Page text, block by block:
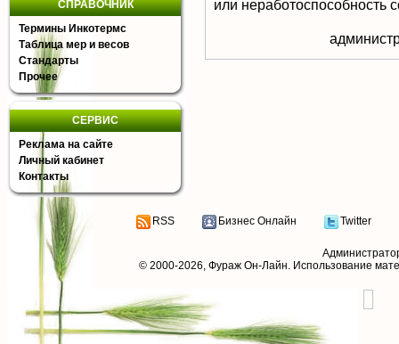
СПРАВОЧНИК
Термины Инкотермс
Таблица мер и весов
Стандарты
Прочее
СЕРВИС
Реклама на сайте
Личный кабинет
Контакты
или неработоспособность
RSS Бизнес Онлайн Twitter
© 2000-2026, Фураж Он-Лайн. Использование